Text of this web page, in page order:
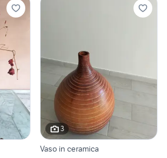
3
Vaso in ceramica